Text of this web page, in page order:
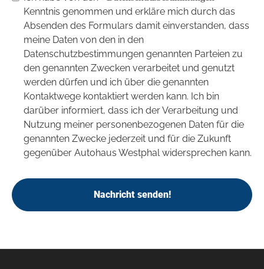
Kenntnis genommen und erkläre mich durch das
Absenden des Formulars damit einverstanden, dass
meine Daten von den in den
Datenschutzbestimmungen genannten Parteien zu
den genannten Zwecken verarbeitet und genutzt
werden dürfen und ich über die genannten
Kontaktwege kontaktiert werden kann. Ich bin
darüber informiert, dass ich der Verarbeitung und
Nutzung meiner personenbezogenen Daten für die
genannten Zwecke jederzeit und für die Zukunft
gegenüber Autohaus Westphal widersprechen kann.
Nachricht senden!